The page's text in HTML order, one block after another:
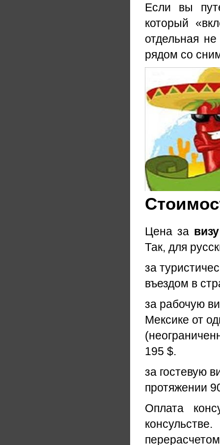
Если вы
который
отдельная
рядом со
Цена за
Так, для
за
въездом в
за рабочую
Мексике от
195 $.
за гостевую
протяжении
Оплата